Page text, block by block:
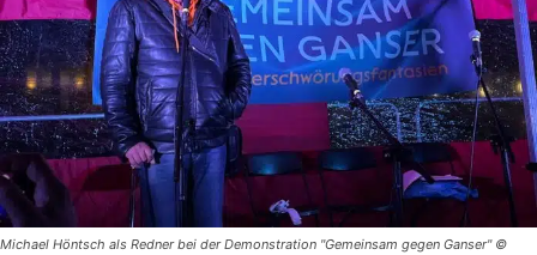
Michael Höntsch als Redner bei der Demonstration "Gemeinsam gegen Ganser" ©